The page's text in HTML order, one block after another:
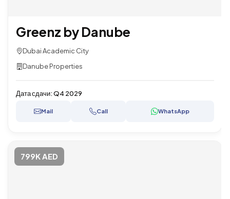
Greenz by Danube
Dubai Academic City
Danube Properties
Дата сдачи:Q4 2029
Mail Call WhatsApp
799K AED